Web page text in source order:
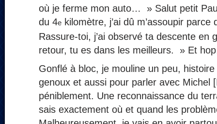
où je ferme mon auto… » Salut petit
du 4e kilomètre, j’ai dû m’assoupir
Rassure-toi, j’ai observé ta descente en
retour, tu es dans les meilleurs. » Et
Gonflé à bloc, je mouline un peu,
genoux et aussi pour parler avec Michel
péniblement. Une reconnaissance du
sais exactement où et quand les